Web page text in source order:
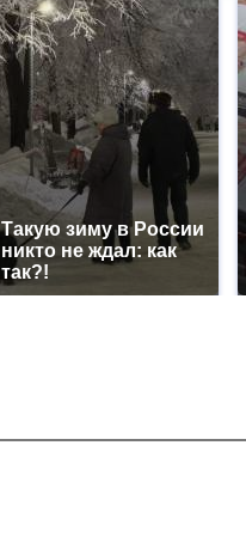
Такую зиму в России
никто не ждал: как
так?!